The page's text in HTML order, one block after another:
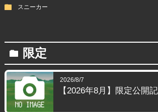
folder スニーカー
folder 限定
2026/8/7
【2026年8月】限定公開